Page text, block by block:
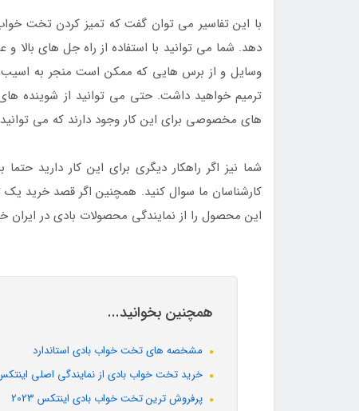
با این تفاسیر می توان گفت که تمیز کردن تخت
دهد. شما می توانید با استفاده از راه جل های بالا
وسایل و از برس هایی که ممکن است منجر به
ترمیم خواهید داشت. حتی می توانید از شوینده
های مخصوصی برای این کار وجود دارند که می توانید
شما نیز اگر راهکار دیگری برای این کار دارید
کارشناسان ما سوال کنید. همچنین اگر قصد خرید
این محصول را از نمایندگی محصولات بادی در ایران
همچنین بخوانید...
مشخصه های تخت خواب بادی استاندارد
خرید تخت خواب بادی از نمایندگی اصلی
پرفروش ترین تخت خواب بادی اینتکس 2023